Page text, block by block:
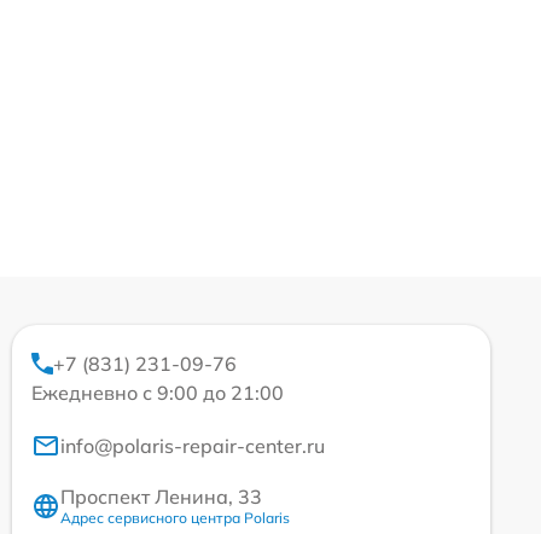
+7 (831) 231-09-76
Ежедневно с 9:00 до 21:00
info@polaris-repair-center.ru
Проспект Ленина, 33
Адрес сервисного центра Polaris